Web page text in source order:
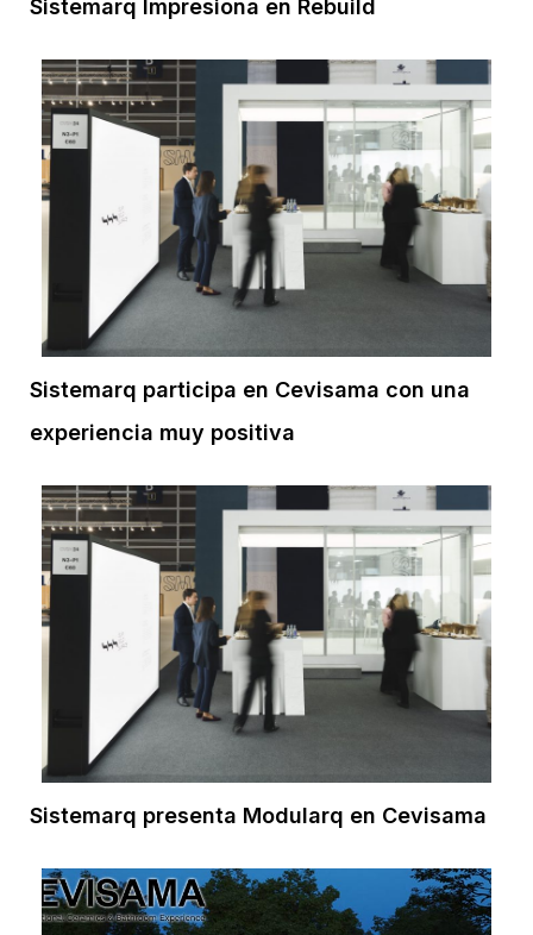
Sistemarq Impresiona en Rebuild
Sistemarq participa en Cevisama con una
experiencia muy positiva
Sistemarq presenta Modularq en Cevisama